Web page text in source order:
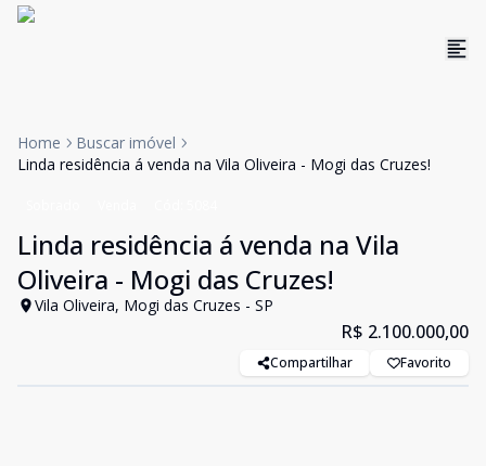
Home
Buscar imóvel
Linda residência á venda na Vila Oliveira - Mogi das Cruzes!
Linda residência á venda na Vila
Oliveira - Mogi das Cruzes!
Vila Oliveira, Mogi das Cruzes - SP
R$ 2.100.000,00
Compartilhar Favorito